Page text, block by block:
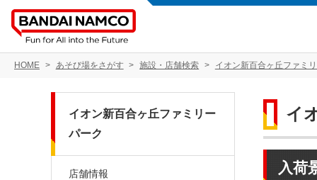
HOME あそび場をさがす 施設・店舗検索 イオン新百合ヶ丘ファミ
イ
入荷
イオン新百合ヶ丘ファミリー
パーク
店舗情報